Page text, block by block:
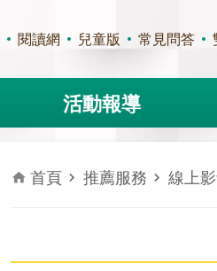
閱讀網 兒童版 常見問答
活動報導
首頁 推薦服務 線上